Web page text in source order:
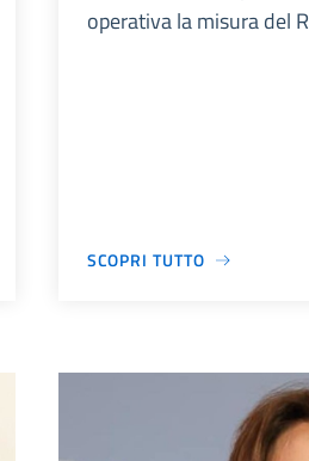
operativa la misura del
SCOPRI TUTTO